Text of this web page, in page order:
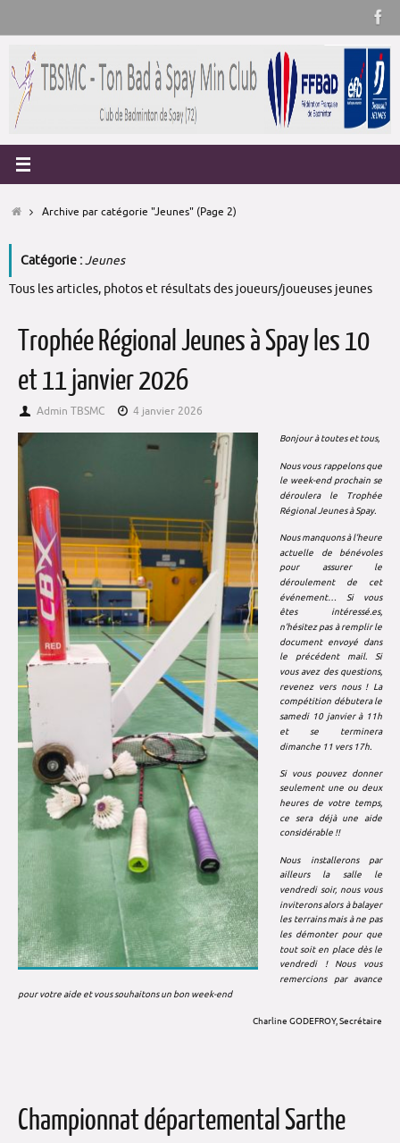
Accueil
Archive par catégorie "Jeunes"(Page 2)
Catégorie :Jeunes
Tous les articles, photos et résultats des joueurs/joueuses jeunes
Trophée Régional Jeunes à Spay les 10
et 11 janvier 2026
Admin TBSMC 4 janvier 2026
Bonjour à toutes et tous,
Nous vous rappelons que
le week-end prochain se
déroulera le Trophée
Régional Jeunes à Spay.
Nous manquons à l’heure
actuelle de bénévoles
pour assurer le
déroulement de cet
événement… Si vous
êtes intéressé.es,
n’hésitez pas à remplir le
document envoyé dans
le précédent mail. Si
vous avez des questions,
revenez vers nous ! La
compétition débutera le
samedi 10 janvier à 11h
et se terminera
dimanche 11 vers 17h.
Si vous pouvez donner
seulement une ou deux
heures de votre temps,
ce sera déjà une aide
considérable !!
Nous installerons par
ailleurs la salle le
vendredi soir, nous vous
inviterons alors à balayer
les terrains mais à ne pas
les démonter pour que
tout soit en place dès le
vendredi ! Nous vous
remercions par avance
pour votre aide et vous souhaitons un bon week-end
Charline GODEFROY,Secrétaire
Championnat départemental Sarthe